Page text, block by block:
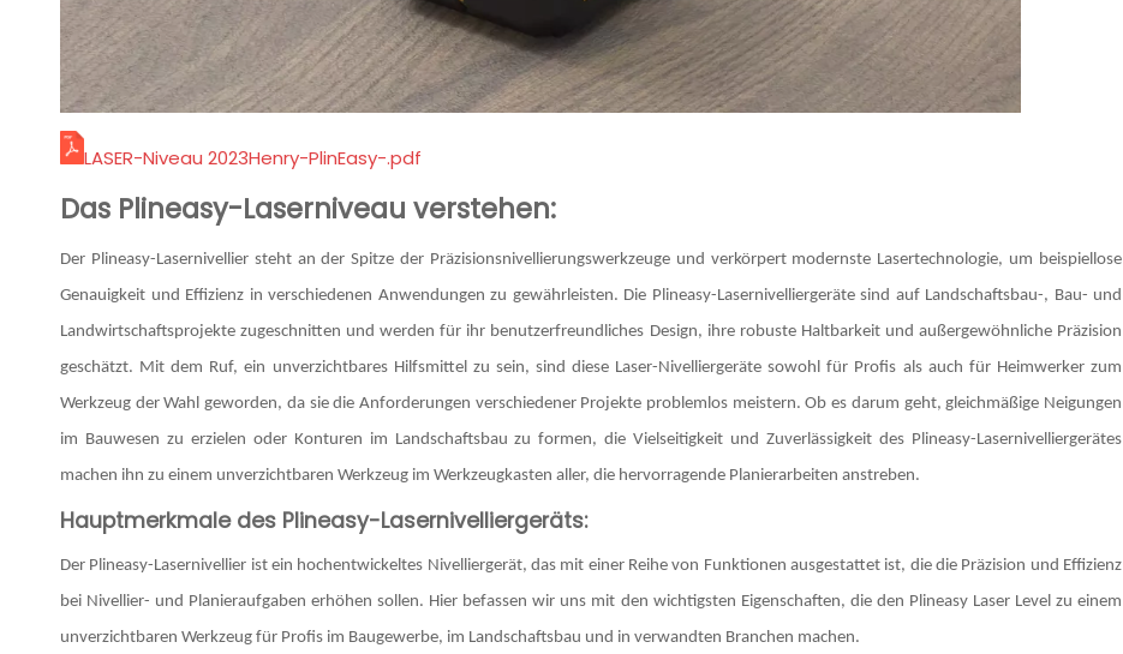
LASER-Niveau 2023Henry-PlinEasy-.pdf
Das Plineasy-Laserniveau verstehen:
Der Plineasy-Lasernivellier steht an der Spitze der Präzisionsnivellierungswerkzeuge und verkörpert modernste Lasertechnologie, um beispiellose
Genauigkeit und Effizienz in verschiedenen Anwendungen zu gewährleisten. Die Plineasy-Lasernivelliergeräte sind auf Landschaftsbau-, Bau- und
Landwirtschaftsprojekte zugeschnitten und werden für ihr benutzerfreundliches Design, ihre robuste Haltbarkeit und außergewöhnliche Präzision
geschätzt. Mit dem Ruf, ein unverzichtbares Hilfsmittel zu sein, sind diese Laser-Nivelliergeräte sowohl für Profis als auch für Heimwerker zum
Werkzeug der Wahl geworden, da sie die Anforderungen verschiedener Projekte problemlos meistern. Ob es darum geht, gleichmäßige Neigungen
im Bauwesen zu erzielen oder Konturen im Landschaftsbau zu formen, die Vielseitigkeit und Zuverlässigkeit des Plineasy-Lasernivelliergerätes
machen ihn zu einem unverzichtbaren Werkzeug im Werkzeugkasten aller, die hervorragende Planierarbeiten anstreben.
Hauptmerkmale des Plineasy-Lasernivelliergeräts:
Der Plineasy-Lasernivellier ist ein hochentwickeltes Nivelliergerät, das mit einer Reihe von Funktionen ausgestattet ist, die die Präzision und Effizienz
bei Nivellier- und Planieraufgaben erhöhen sollen. Hier befassen wir uns mit den wichtigsten Eigenschaften, die den Plineasy Laser Level zu einem
unverzichtbaren Werkzeug für Profis im Baugewerbe, im Landschaftsbau und in verwandten Branchen machen.